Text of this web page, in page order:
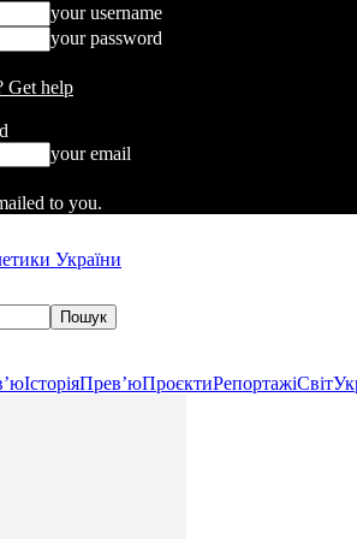
your username
your password
Get help
your email
to you.
України
ІсторіяПрев’юПроєктиРепортажіСвіт